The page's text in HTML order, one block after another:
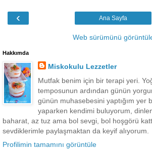
‹ Ana Sayfa
Web sürümünü
Hakkımda
Miskokulu Lezzetler
Mutfak benim için bir terapi yeri.
temposunun ardından günün
günün muhasebesini yaptığım yer
yaparken kendimi buluyorum,
baharat, az tuz ama bol sevgi, bol hoşgörü
sevdiklerimle paylaşmaktan da keyif alıyorum.
Profilimin tamamını görüntüle